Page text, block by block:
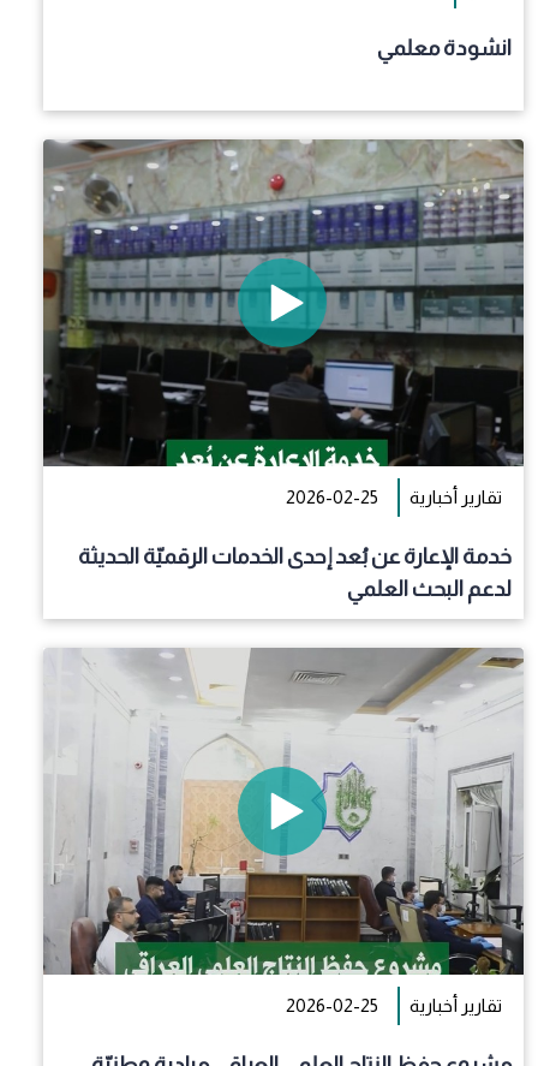
انشودة معلمي
تقارير أخبارية 2026-02-25
خدمة الإعارة عن بُعد إحدى الخدمات الرقميّة الحديثة
لدعم البحث العلمي
تقارير أخبارية 2026-02-25